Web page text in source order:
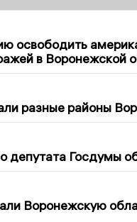
освободить
в Воронежской
разные районы
депутата Госдумы
Воронежскую